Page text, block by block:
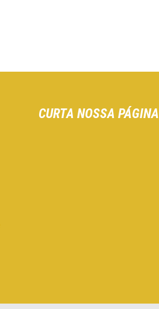
CURTA NOSSA PÁGINA